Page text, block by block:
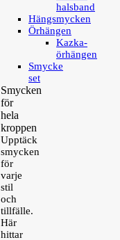
halsband
Hängsmycken
Örhängen
Kazka-
örhängen
Smycke
set
Smycken
för
hela
kroppen
Upptäck
smycken
för
varje
stil
och
tillfälle.
Här
hittar